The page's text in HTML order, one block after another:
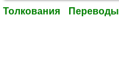
Толкования Переводы